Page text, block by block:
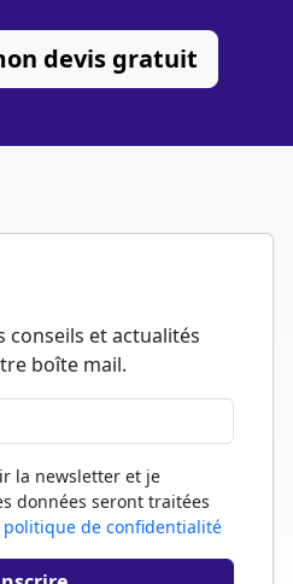
devis gratuit
conseils et actualités
boîte mail.
la newsletter et je
données seront traitées
politique de confidentialité